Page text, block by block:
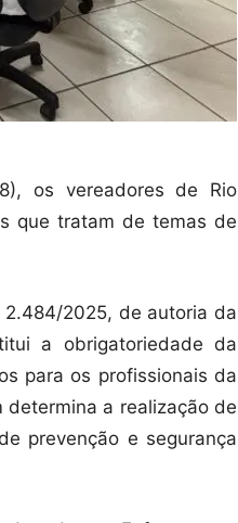
os vereadores de Rio
que tratam de temas de
2.484/2025, de autoria da
a obrigatoriedade da
para os profissionais da
a realização de
prevenção e segurança